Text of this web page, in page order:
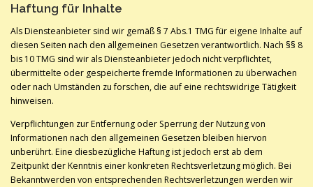
Haftung für Inhalte
Als Diensteanbieter sind wir gemäß § 7 Abs.1 TMG für eigene Inhalte auf
diesen Seiten nach den allgemeinen Gesetzen verantwortlich. Nach §§ 8
bis 10 TMG sind wir als Diensteanbieter jedoch nicht verpflichtet,
übermittelte oder gespeicherte fremde Informationen zu überwachen
oder nach Umständen zu forschen, die auf eine rechtswidrige Tätigkeit
hinweisen.
Verpflichtungen zur Entfernung oder Sperrung der Nutzung von
Informationen nach den allgemeinen Gesetzen bleiben hiervon
unberührt. Eine diesbezügliche Haftung ist jedoch erst ab dem
Zeitpunkt der Kenntnis einer konkreten Rechtsverletzung möglich. Bei
Bekanntwerden von entsprechenden Rechtsverletzungen werden wir